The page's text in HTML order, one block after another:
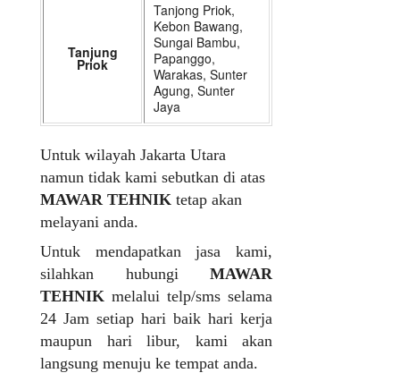
Tanjung
Priok
Tanjong Priok,
Kebon Bawang,
Sungai Bambu,
Papanggo,
Warakas, Sunter
Agung, Sunter
Jaya
Untuk wilayah Jakarta Utara
namun tidak kami sebutkan di atas
MAWAR TEHNIK tetap akan
melayani anda.
Untuk mendapatkan jasa kami,
silahkan hubungi MAWAR
TEHNIK melalui telp/sms selama
24 Jam setiap hari baik hari kerja
maupun hari libur, kami akan
langsung menuju ke tempat anda.